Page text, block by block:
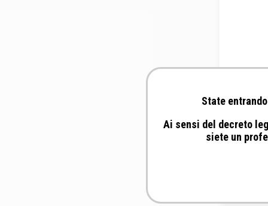
State
Ai sensi del decreto
siete un